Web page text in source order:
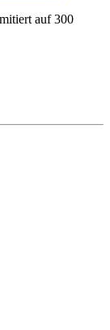
auf 300